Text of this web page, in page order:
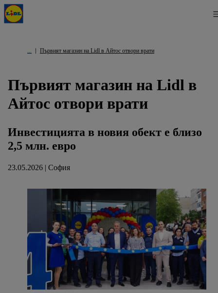
Първият магазин на Lidl в Айтос отвори врати
Първият магазин на Lidl в
Айтос отвори врати
Инвестицията в новия обект е близо
2,5 млн. евро
23.05.2026 | София